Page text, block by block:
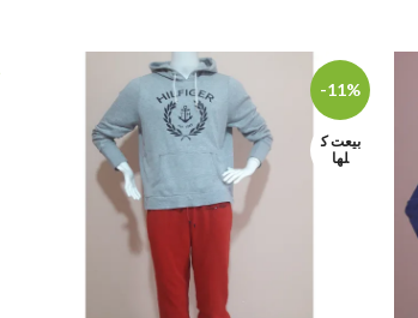
-11%
بيعت ك
لها